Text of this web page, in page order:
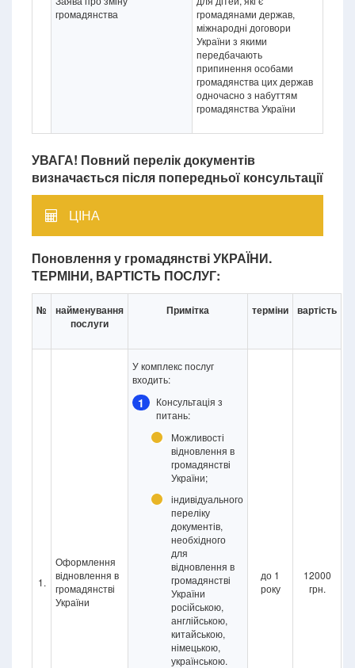
громадянства
громадянами держав,
міжнародні договори
України з якими
передбачають
припинення особами
громадянства цих держав
одночасно з набуттям
громадянства України
УВАГА! Повний перелік документів
визначається після попередньої консультації
ЦІНА
Поновлення у громадянстві УКРАЇНИ.
ТЕРМІНИ, ВАРТІСТЬ ПОСЛУГ:
№
найменування
послуги
Примітка терміни вартість
1.
Оформлення
відновлення в
громадянстві
України
У комплекс послуг
входить:
1
Консультація з
питань:
Можливості
відновлення в
громадянстві
України;
індивідуального
переліку
документів,
необхідного
для
відновлення в
громадянстві
України
російською,
англійською,
китайською,
німецькою,
українською.
до 1
року
12000
грн.